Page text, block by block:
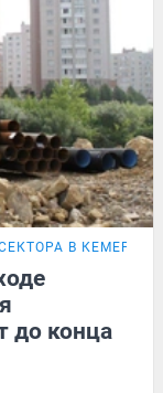
В КЕМЕРОВЕ
до конца